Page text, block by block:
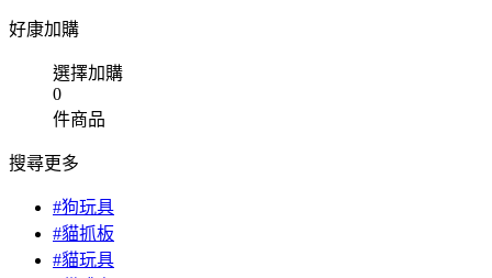
好康加購
選擇加購
0
件商品
搜尋更多
#狗玩具
#貓抓板
#貓玩具